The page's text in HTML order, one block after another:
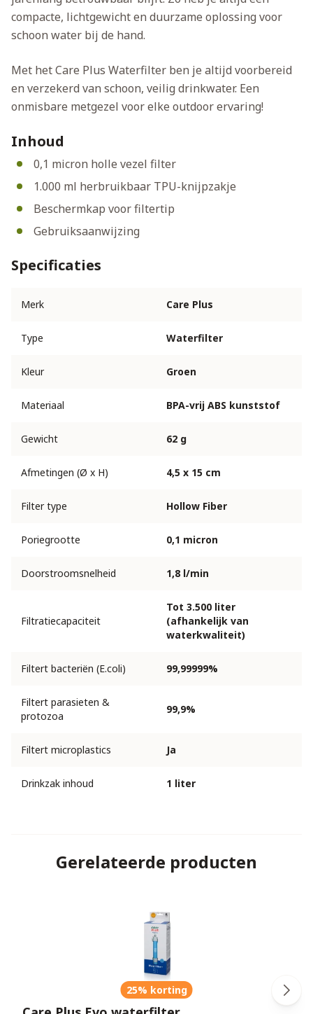
compacte, lichtgewicht en duurzame oplossing voor
schoon water bij de hand.
Met het Care Plus Waterfilter ben je altijd voorbereid
en verzekerd van schoon, veilig drinkwater. Een
onmisbare metgezel voor elke outdoor ervaring!
Inhoud
0,1 micron holle vezel filter
1.000 ml herbruikbaar TPU-knijpzakje
Beschermkap voor filtertip
Gebruiksaanwijzing
Specificaties
Merk Care Plus
Type Waterfilter
Kleur Groen
Materiaal BPA-vrij ABS kunststof
Gewicht 62 g
Afmetingen (Ø x H) 4,5 x 15 cm
Filter type Hollow Fiber
Poriegrootte 0,1 micron
Doorstroomsnelheid 1,8 l/min
Filtratiecapaciteit
Tot 3.500 liter
(afhankelijk van
waterkwaliteit)
Filtert bacteriën (E.coli) 99,99999%
Filtert parasieten &
protozoa
99,9%
Filtert microplastics Ja
Drinkzak inhoud 1 liter
Gerelateerde producten
25% korting